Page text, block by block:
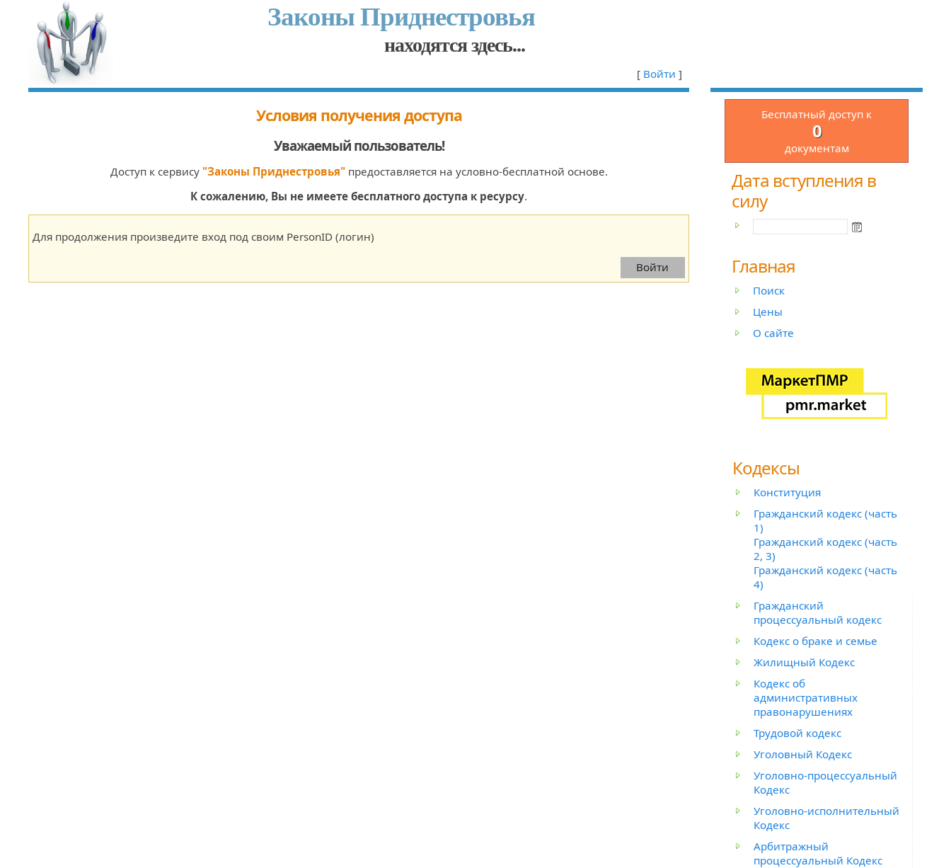
Законы Приднестровья
находятся здесь...
[ Войти ]
Бесплатный доступ к
0
документам
Дата вступления в
силу
Главная
Поиск
Цены
О сайте
Кодексы
Конституция
Гражданский кодекс (часть
1)
Гражданский кодекс (часть
2, 3)
Гражданский кодекс (часть
4)
Гражданский
процессуальный кодекс
Кодекс о браке и семье
Жилищный Кодекс
Кодекс об
административных
правонарушениях
Трудовой кодекс
Уголовный Кодекс
Уголовно-процессуальный
Кодекс
Уголовно-исполнительный
Кодекс
Арбитражный
процессуальный Кодекс
Условия получения доступа
Уважаемый пользователь!
Доступ к сервису "Законы Приднестровья"предоставляется на условно-бесплатной основе.
К сожалению, Вы не имеете бесплатного доступа к ресурсу.
Для продолжения произведите вход под своим PersonID (логин)